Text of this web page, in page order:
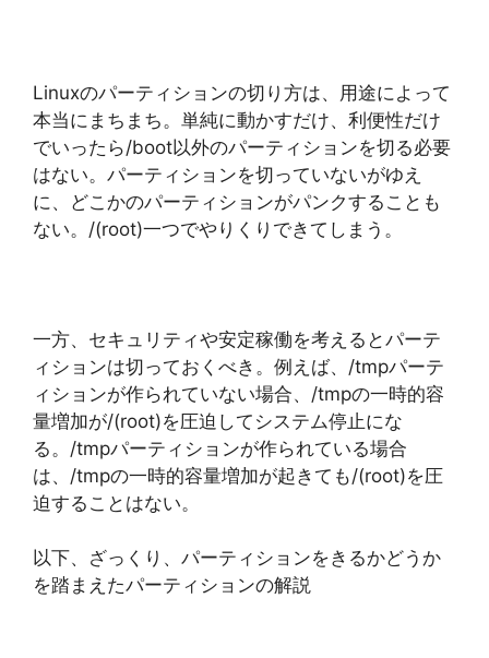
Linuxのパーティションの切り方は、用途によって
本当にまちまち。単純に動かすだけ、利便性だけ
でいったら/boot以外のパーティションを切る必要
はない。パーティションを切っていないがゆえ
に、どこかのパーティションがパンクすることも
ない。/(root)一つでやりくりできてしまう。
一方、セキュリティや安定稼働を考えるとパーテ
ィションは切っておくべき。例えば、/tmpパーテ
ィションが作られていない場合、/tmpの一時的容
量増加が/(root)を圧迫してシステム停止にな
る。/tmpパーティションが作られている場合
は、/tmpの一時的容量増加が起きても/(root)を圧
迫することはない。
以下、ざっくり、パーティションをきるかどうか
を踏まえたパーティションの解説